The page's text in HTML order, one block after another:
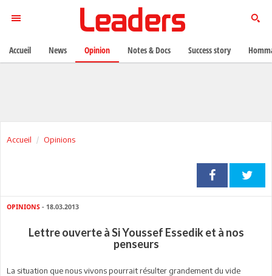
Accueil Opinions
OPINIONS - 18.03.2013
Lettre ouverte à Si Youssef Essedik et à nos
penseurs
L a situation que nous vivons pourrait résulter grandement du vide
Accueil News Opinion Notes & Docs Success story